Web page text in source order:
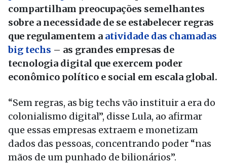
compartilham preocupações semelhantes
sobre a necessidade de se estabelecer regras
que regulamentem a atividade das chamadas
big techs – as grandes empresas de
tecnologia digital que exercem poder
econômico político e social em escala global.
“Sem regras, as big techs vão instituir a era do
colonialismo digital”, disse Lula, ao afirmar
que essas empresas extraem e monetizam
dados das pessoas, concentrando poder “nas
mãos de um punhado de bilionários”.